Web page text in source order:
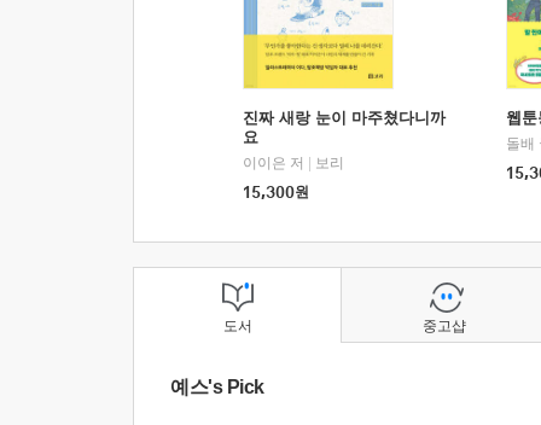
진짜 새랑 눈이 마주쳤다니까
요
이이은 저
보리
15,300원
웹
돌배
도서
예스's Pick
중고샵